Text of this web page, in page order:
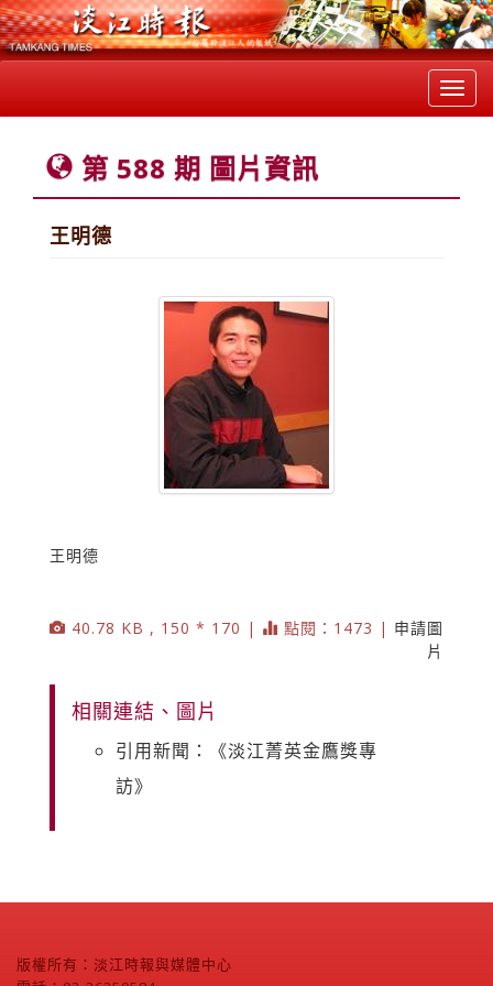
第 588 期 圖片資訊
王明德
王明德
40.78 KB , 150 * 170 | 點閱：1473 | 申請圖
片
相關連結、圖片
引用新聞：《淡江菁英金鷹獎專
訪》
版權所有：淡江時報與媒體中心